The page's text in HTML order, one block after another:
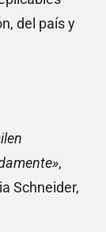
del país y
,
Schneider,